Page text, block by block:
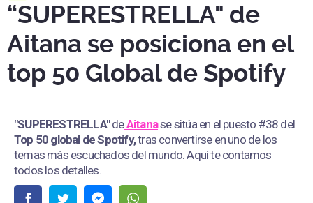
“SUPERESTRELLA" de
Aitana se posiciona en el
top 50 Global de Spotify
"SUPERESTRELLA"deAitanase sitúa en el puesto #38 del
Top 50 global de Spotify,tras convertirse en uno de los
temas más escuchados del mundo. Aquí te contamos
todos los detalles.